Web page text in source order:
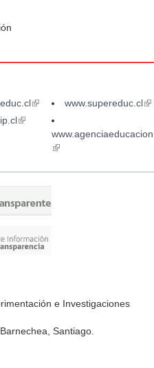
(link
external)
www.supereduc.cl
(link
external)(link
external)
e Investigaciones
Santiago.